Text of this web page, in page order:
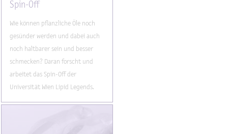
Spin-Off
Wie können pflanzliche Öle noch
gesünder werden und dabei auch
noch haltbarer sein und besser
schmecken? Daran forscht und
arbeitet das Spin-Off der
Universität Wien Lipid Legends.